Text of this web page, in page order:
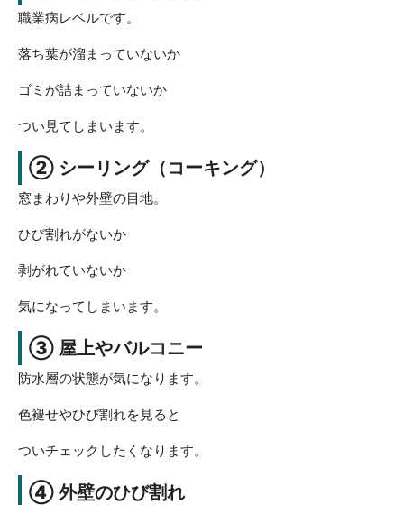
職業病レベルです。
落ち葉が溜まっていないか
ゴミが詰まっていないか
つい見てしまいます。
② シーリング（コーキング）
窓まわりや外壁の目地。
ひび割れがないか
剥がれていないか
気になってしまいます。
③ 屋上やバルコニー
防水層の状態が気になります。
色褪せやひび割れを見ると
ついチェックしたくなります。
④ 外壁のひび割れ